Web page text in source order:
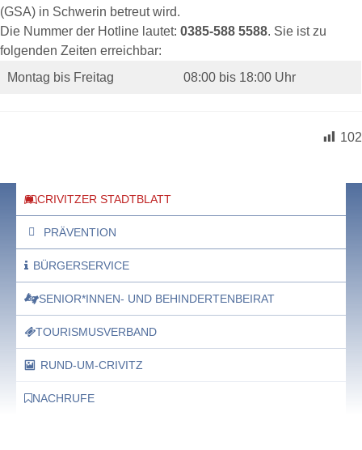
(GSA) in Schwerin betreut wird.
Die Nummer der Hotline lautet: 0385-588 5588. Sie ist zu
folgenden Zeiten erreichbar:
Montag bis Freitag
08:00 bis 18:00 Uhr
102
CRIVITZER STADTBLATT
PRÄVENTION
BÜRGERSERVICE
SENIOR*INNEN- UND BEHINDERTENBEIRAT
TOURISMUSVERBAND
RUND-UM-CRIVITZ
NACHRUFE